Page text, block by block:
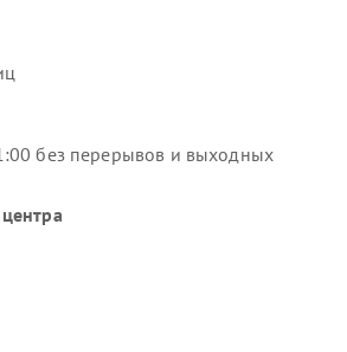
без перерывов и выходных